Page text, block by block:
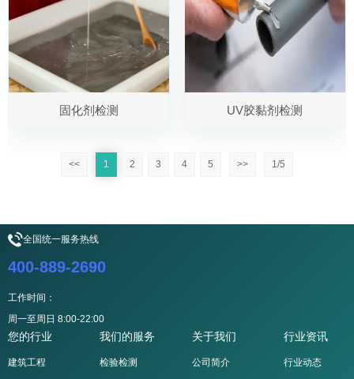
固化剂检测 UV胶黏剂检测
<< 1 2 3 4 5 >> 1/5
全国统一服务热线
400-889-2690
工作时间：
周一至周日 8:00-22:00
您的行业
建筑工程
我们的服务
检验检测
关于我们
公司简介
行业资讯
行业动态